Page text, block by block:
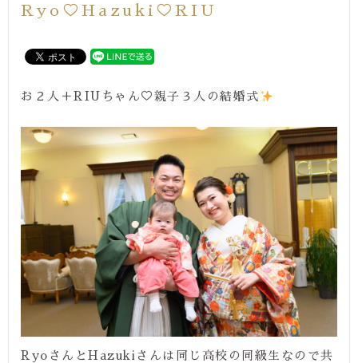
Ryo♡Hazuki♡RIU
お２人＋RIUちゃん♡親子３人の結婚式
RyoさんとHazukiさんは同じ高校の同級生なので共